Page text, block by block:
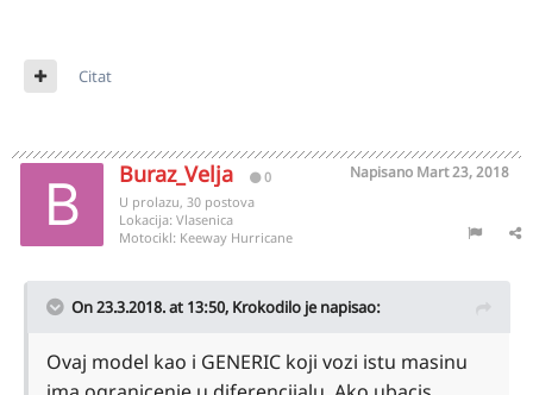
Citat
Buraz_Velja 0 Napisano Mart 23, 2018
U prolazu, 30 postova
Lokacija: Vlasenica
Motocikl: Keeway Hurricane
On 23.3.2018. at 13:50, Krokodilo je napisao:
Ovaj model kao i GENERIC koji vozi istu masinu